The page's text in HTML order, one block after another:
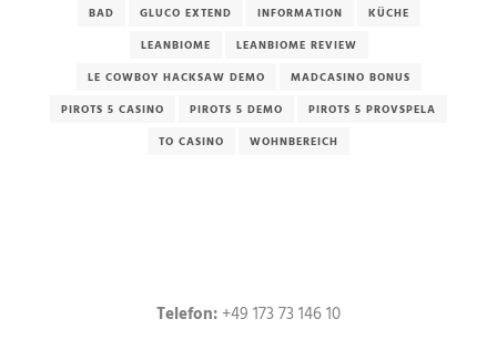
BAD
GLUCO EXTEND INFORMATION
KÜCHE
LEANBIOME
LEANBIOME REVIEW
LE COWBOY HACKSAW DEMO
MADCASINO BONUS
PIROTS 5 CASINO
PIROTS 5 DEMO
PIROTS 5 PROVSPELA
TO CASINO
WOHNBEREICH
Telefon: +49 173 73 146 10